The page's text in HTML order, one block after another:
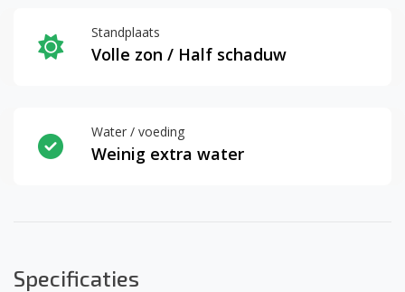
Standplaats
Volle zon / Half schaduw
Water / voeding
Weinig extra water
Specificaties